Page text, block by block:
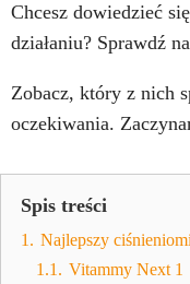
Chcesz dowiedzieć
działaniu? Sprawdź
Zobacz, który z nich
oczekiwania.
Spis treści
1. Najlepszy
1.1. Vitammy Next 1